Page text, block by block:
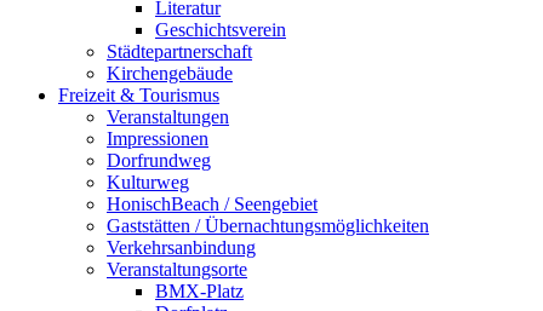
Literatur
Geschichtsverein
Städtepartnerschaft
Kirchengebäude
Freizeit & Tourismus
Veranstaltungen
Impressionen
Dorfrundweg
Kulturweg
HonischBeach / Seengebiet
Gaststätten / Übernachtungsmöglichkeiten
Verkehrsanbindung
Veranstaltungsorte
BMX-Platz